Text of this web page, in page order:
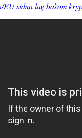
EU sidan låg bakom